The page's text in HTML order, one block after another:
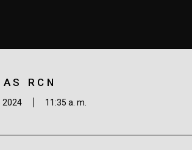
RCN
2024 11:35 a. m.